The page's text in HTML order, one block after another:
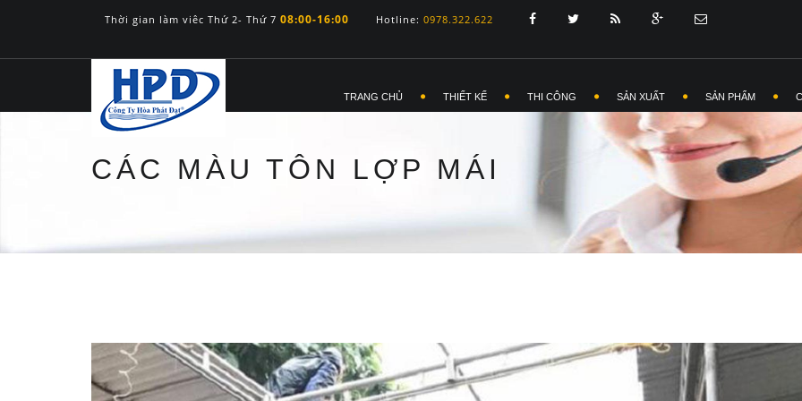
Thời gian làm viêc Thứ 2- Thứ 7 08:00-16:00 Hotline: 0978.322.622
TRANG CHỦ THIẾT KẾ THI CÔNG SẢN XUẤT SẢN PHẨM
CÁC MÀU TÔN LỢP MÁI